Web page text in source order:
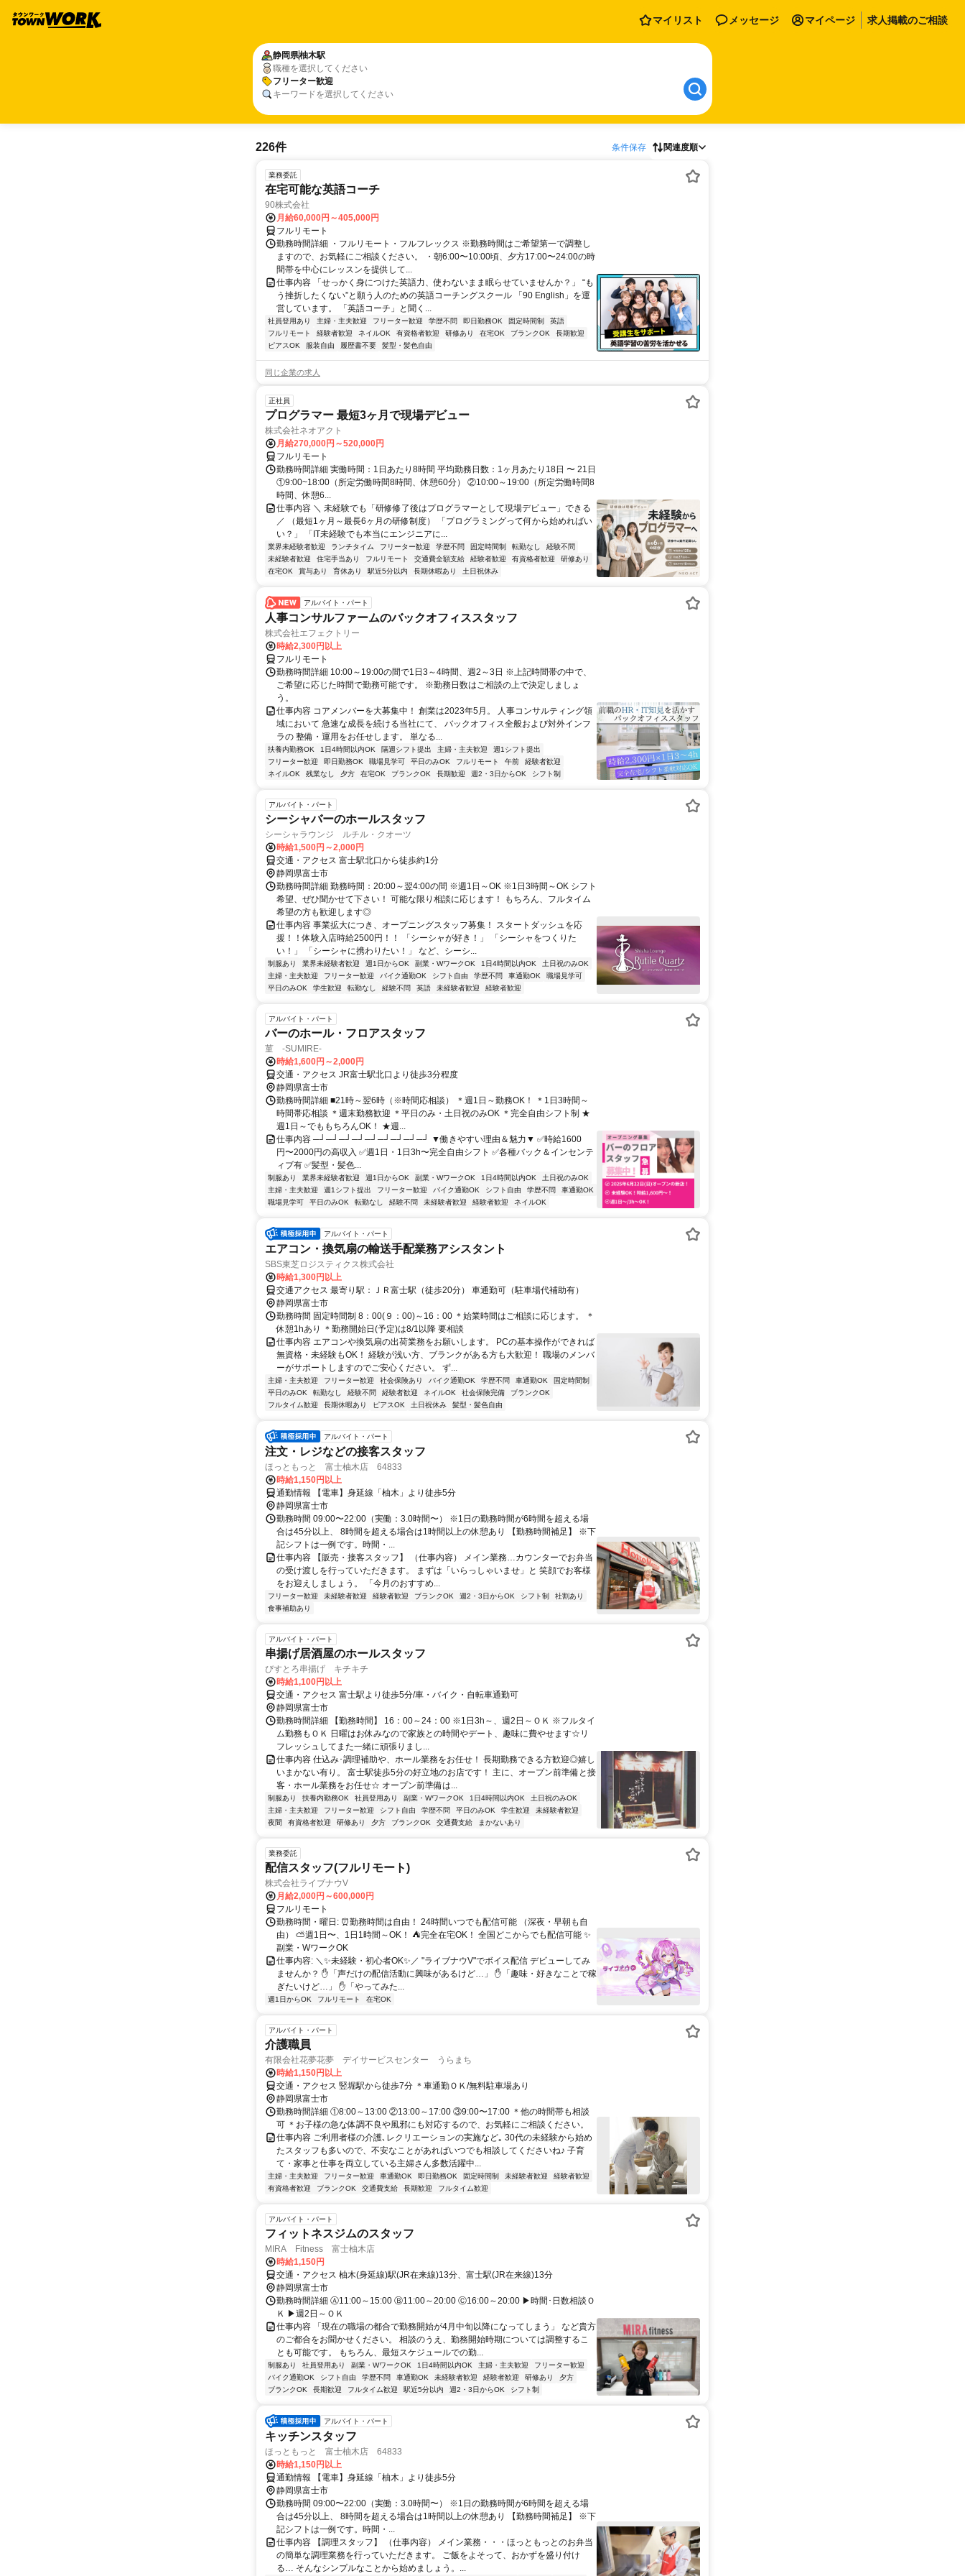
マイリスト メッセージ マイページ 求人掲載のご相談
静岡県柚木駅
職種を選択してください
フリーター歓迎
キーワードを選択してください
226件 条件保存 関連度順
業務委託
在宅可能な英語コーチ
90株式会社
月給60,000円～405,000円
フルリモート
勤務時間詳細 ・フルリモート・フルフレックス ※勤務時間はご希望第一で調整し
ますので、お気軽にご相談ください。 ・朝6:00〜10:00頃、夕方17:00〜24:00の時
間帯を中心にレッスンを提供して...
仕事内容 「せっかく身につけた英語力、使わないまま眠らせていませんか？」 “も
う挫折したくない”と願う人のための英語コーチングスクール 「90 English」を運
営しています。 「英語コーチ」と聞く...
社員登用あり 主婦・主夫歓迎 フリーター歓迎 学歴不問 即日勤務OK 固定時間制
英語
フルリモート
経験者歓迎 ネイルOK 有資格者歓迎 研修あり 在宅OK ブランクOK
長期歓迎
ピアスOK
服装自由 履歴書不要 髪型・髪色自由
同じ企業の求人
正社員
プログラマー 最短3ヶ月で現場デビュー
株式会社ネオアクト
月給270,000円～520,000円
フルリモート
勤務時間詳細 実働時間：1日あたり8時間 平均勤務日数：1ヶ月あたり18日 〜 21日
①9:00~18:00（所定労働時間8時間、休憩60分） ②10:00～19:00（所定労働時間8
時間、休憩6...
仕事内容 ＼ 未経験でも「研修修了後はプログラマーとして現場デビュー」できる
／ （最短1ヶ月～最長6ヶ月の研修制度） 「プログラミングって何から始めればい
い？」 「IT未経験でも本当にエンジニアに...
業界未経験者歓迎 ランチタイム フリーター歓迎 学歴不問 固定時間制 転勤なし
経験不問
未経験者歓迎
住宅手当あり フルリモート 交通費全額支給 経験者歓迎 有資格者歓迎
研修あり
在宅OK
賞与あり 育休あり 駅近5分以内 長期休暇あり 土日祝休み
アルバイト・パート
人事コンサルファームのバックオフィススタッフ
株式会社エフェクトリー
時給2,300円以上
フルリモート
勤務時間詳細 10:00～19:00の間で1日3～4時間、週2～3日 ※上記時間帯の中で、
ご希望に応じた時間で勤務可能です。 ※勤務日数はご相談の上で決定しましょ
う。
仕事内容 コアメンバーを大募集中！ 創業は2023年5月。 人事コンサルティング領
域において 急速な成長を続ける当社にて、 バックオフィス全般および対外インフ
ラの 整備・運用をお任せします。 単なる...
扶養内勤務OK 1日4時間以内OK 隔週シフト提出 主婦・主夫歓迎
週1シフト提出
フリーター歓迎
即日勤務OK 職場見学可 平日のみOK フルリモート 午前
経験者歓迎
ネイルOK
残業なし 夕方 在宅OK ブランクOK 長期歓迎 週2・3日からOK シフト制
アルバイト・パート
シーシャバーのホールスタッフ
シーシャラウンジ ルチル・クオーツ
時給1,500円～2,000円
交通・アクセス 富士駅北口から徒歩約1分
静岡県富士市
勤務時間詳細 勤務時間：20:00～翌4:00の間 ※週1日～OK ※1日3時間～OK シフト
希望、ぜひ聞かせて下さい！ 可能な限り相談に応じます！ もちろん、フルタイム
希望の方も歓迎します◎
仕事内容 事業拡大につき、オープニングスタッフ募集！ スタートダッシュを応
援！！体験入店時給2500円！！ 「シーシャが好き！」 「シーシャをつくりた
い！」 「シーシャに携わりたい！」 など、シーシ...
制服あり 業界未経験者歓迎 週1日からOK 副業・WワークOK 1日4時間以内OK
土日祝のみOK
主婦・主夫歓迎
フリーター歓迎 バイク通勤OK シフト自由 学歴不問 車通勤OK
職場見学可
平日のみOK
学生歓迎 転勤なし 経験不問 英語 未経験者歓迎 経験者歓迎
アルバイト・パート
バーのホール・フロアスタッフ
菫 -SUMIRE-
時給1,600円～2,000円
交通・アクセス JR富士駅北口より徒歩3分程度
静岡県富士市
勤務時間詳細 ■21時～翌6時（※時間応相談） ＊週1日～勤務OK！ ＊1日3時間～
時間帯応相談 ＊週末勤務歓迎 ＊平日のみ・土日祝のみOK ＊完全自由シフト制 ★
週1日～でももちろんOK！ ★週...
仕事内容 ─┘─┘─┘─┘─┘─┘─┘─┘─┘ ▼働きやすい理由＆魅力▼ ✅時給1600
円〜2000円の高収入 ✅週1日・1日3h〜完全自由シフト ✅各種バック＆インセンテ
ィブ有 ✅髪型・髪色...
制服あり 業界未経験者歓迎 週1日からOK 副業・WワークOK 1日4時間以内OK
土日祝のみOK
主婦・主夫歓迎
週1シフト提出 フリーター歓迎 バイク通勤OK シフト自由 学歴不問
車通勤OK
職場見学可
平日のみOK 転勤なし 経験不問 未経験者歓迎 経験者歓迎 ネイルOK
アルバイト・パート
エアコン・換気扇の輸送手配業務アシスタント
SBS東芝ロジスティクス株式会社
時給1,300円以上
交通アクセス 最寄り駅：ＪＲ富士駅（徒歩20分） 車通勤可（駐車場代補助有）
静岡県富士市
勤務時間 固定時間制 8：00(９：00)～16：00 ＊始業時間はご相談に応じます。 ＊
休憩1hあり ＊勤務開始日(予定)は8/1以降 要相談
仕事内容 エアコンや換気扇の出荷業務をお願いします。 PCの基本操作ができれば
無資格・未経験もOK！ 経験が浅い方、ブランクがある方も大歓迎！ 職場のメンバ
ーがサポートしますのでご安心ください。 ず...
主婦・主夫歓迎 フリーター歓迎 社会保険あり バイク通勤OK 学歴不問 車通勤OK
固定時間制
平日のみOK
転勤なし 経験不問 経験者歓迎 ネイルOK 社会保険完備
ブランクOK
フルタイム歓迎
長期休暇あり ピアスOK 土日祝休み 髪型・髪色自由
アルバイト・パート
注文・レジなどの接客スタッフ
ほっともっと 富士柚木店 64833
時給1,150円以上
通勤情報 【電車】身延線「柚木」より徒歩5分
静岡県富士市
勤務時間 09:00〜22:00（実働：3.0時間〜） ※1日の勤務時間が6時間を超える場
合は45分以上、 8時間を超える場合は1時間以上の休憩あり 【勤務時間補足】 ※下
記シフトは一例です。時間・...
仕事内容 【販売・接客スタッフ】 （仕事内容） メイン業務…カウンターでお弁当
の受け渡しを行っていただきます。 まずは「いらっしゃいませ」と 笑顔でお客様
をお迎えしましょう。 「今月のおすすめ...
フリーター歓迎 未経験者歓迎 経験者歓迎 ブランクOK 週2・3日からOK シフト制
社割あり
食事補助あり
アルバイト・パート
串揚げ居酒屋のホールスタッフ
びすとろ串揚げ キチキチ
時給1,100円以上
交通・アクセス 富士駅より徒歩5分/車・バイク・自転車通勤可
静岡県富士市
勤務時間詳細 【勤務時間】 16：00～24：00 ※1日3h～、週2日～ＯＫ ※フルタイ
ム勤務もＯＫ 日曜はお休みなので家族との時間やデート、趣味に費やせます☆リ
フレッシュしてまた一緒に頑張りまし...
仕事内容 仕込み･調理補助や、ホール業務をお任せ！ 長期勤務できる方歓迎◎嬉し
いまかない有り。 富士駅徒歩5分の好立地のお店です！ 主に、オープン前準備と接
客・ホール業務をお任せ☆ オープン前準備は...
制服あり 扶養内勤務OK 社員登用あり 副業・WワークOK 1日4時間以内OK
土日祝のみOK
主婦・主夫歓迎
フリーター歓迎 シフト自由 学歴不問 平日のみOK 学生歓迎
未経験者歓迎
夜間
有資格者歓迎 研修あり 夕方 ブランクOK 交通費支給 まかないあり
業務委託
配信スタッフ(フルリモート)
株式会社ライブナウV
月給2,000円～600,000円
フルリモート
勤務時間・曜日: ⏰勤務時間は自由！ 24時間いつでも配信可能 （深夜・早朝も自
由） ⛅週1日〜、1日1時間～OK！ ⛺完全在宅OK！ 全国どこからでも配信可能 ✨
副業・WワークOK
仕事内容: ＼✨未経験・初心者OK✨／ "ライブナウV"でボイス配信 デビューしてみ
ませんか？ ✋「声だけの配信活動に興味があるけど…」 ✋「趣味・好きなことで稼
ぎたいけど…」 ✋「やってみた...
週1日からOK フルリモート 在宅OK
アルバイト・パート
介護職員
有限会社花夢花夢 デイサービスセンター うらまち
時給1,150円以上
交通・アクセス 竪堀駅から徒歩7分 ＊車通勤ＯＫ/無料駐車場あり
静岡県富士市
勤務時間詳細 ①8:00～13:00 ②13:00～17:00 ③9:00〜17:00 ＊他の時間帯も相談
可 ＊お子様の急な体調不良や風邪にも対応するので、お気軽にご相談ください。
仕事内容 ご利用者様の介護､レクリエーションの実施など｡ 30代の未経験から始め
たスタッフも多いので、不安なことがあればいつでも相談してくださいね♪ 子育
て・家事と仕事を両立している主婦さん多数活躍中...
主婦・主夫歓迎 フリーター歓迎 車通勤OK 即日勤務OK 固定時間制 未経験者歓迎
経験者歓迎
有資格者歓迎
ブランクOK 交通費支給 長期歓迎 フルタイム歓迎
アルバイト・パート
フィットネスジムのスタッフ
MIRA Fitness 富士柚木店
時給1,150円
交通・アクセス 柚木(身延線)駅(JR在来線)13分、富士駅(JR在来線)13分
静岡県富士市
勤務時間詳細 Ⓐ11:00～15:00 Ⓑ11:00～20:00 Ⓒ16:00～20:00 ▶時間･日数相談Ｏ
Ｋ ▶週2日～ＯＫ
仕事内容 「現在の職場の都合で勤務開始が4月中旬以降になってしまう」 など貴方
のご都合をお聞かせください。 相談のうえ、勤務開始時期については調整するこ
とも可能です。 もちろん、最短スケジュールでの勤...
制服あり 社員登用あり 副業・WワークOK 1日4時間以内OK 主婦・主夫歓迎
フリーター歓迎
バイク通勤OK
シフト自由 学歴不問 車通勤OK 未経験者歓迎 経験者歓迎 研修あり
夕方
ブランクOK
長期歓迎 フルタイム歓迎 駅近5分以内 週2・3日からOK シフト制
アルバイト・パート
キッチンスタッフ
ほっともっと 富士柚木店 64833
時給1,150円以上
通勤情報 【電車】身延線「柚木」より徒歩5分
静岡県富士市
勤務時間 09:00〜22:00（実働：3.0時間〜） ※1日の勤務時間が6時間を超える場
合は45分以上、 8時間を超える場合は1時間以上の休憩あり 【勤務時間補足】 ※下
記シフトは一例です。時間・...
仕事内容 【調理スタッフ】 （仕事内容） メイン業務・・・ほっともっとのお弁当
の簡単な調理業務を行っていただきます。 ご飯をよそって、おかずを盛り付け
る… そんなシンプルなことから始めましょう。...